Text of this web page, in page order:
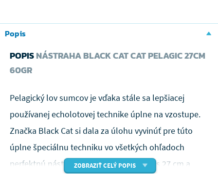
Popis
POPISNÁSTRAHA BLACK CAT CAT PELAGIC 27CM
60GR
Pelagický lov sumcov je vďaka stále sa lepšiacej
používanej echolotovej technike úplne na vzostupe.
Značka Black Cat si dala za úlohu vyvinúť pre túto
úplne špeciálnu techniku vo všetkých ohľadoch
perfektnú nástrahu. Nová Cat Pelagic je s 27 cm a
ZOBRAZIŤ CELÝ POPIS